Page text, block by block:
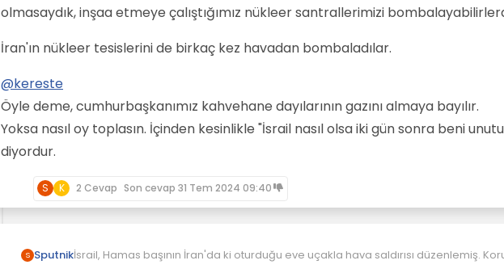
olmasaydık, inşaa etmeye çalıştığımız nükleer santrallerimizi
İran'ın nükleer tesislerini de birkaç kez havadan bombaladılar.
@kereste
Öyle deme, cumhurbaşkanımız kahvehane dayılarının gazını almaya bayılır.
Yoksa nasıl oy toplasın. İçinden kesinlikle "İsrail nasıl olsa iki gün sonra beni
diyordur.
S K 2 Cevap Son cevap 31 Tem 2024 09:40
S Sputnikİsrail, Hamas başının İran'da ki oturduğu eve uçakla hava saldırısı düzenlemiş.